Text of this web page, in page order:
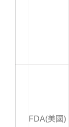
FDA(美國)